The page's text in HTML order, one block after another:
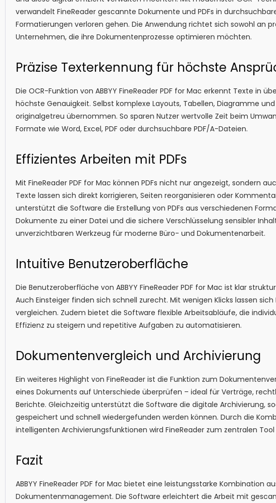
verwandelt FineReader gescannte Dokumente und PDFs in
Formatierungen verloren gehen. Die Anwendung richtet sich sowohl an
Unternehmen, die ihre Dokumentenprozesse optimieren möchten.
Präzise Texterkennung für höchste
Die OCR-Funktion von ABBYY FineReader PDF for Mac erkennt Texte in
höchste Genauigkeit. Selbst komplexe Layouts, Tabellen, Diagramme
originalgetreu übernommen. So sparen Nutzer wertvolle Zeit beim
Formate wie Word, Excel, PDF oder durchsuchbare PDF/A-Dateien.
Effizientes Arbeiten mit PDFs
Mit FineReader PDF for Mac können PDFs nicht nur angezeigt, sondern
Texte lassen sich direkt korrigieren, Seiten reorganisieren oder
unterstützt die Software die Erstellung von PDFs aus verschiedenen
Dokumente zu einer Datei und die sichere Verschlüsselung sensibler
unverzichtbaren Werkzeug für moderne Büro- und Dokumentenarbeit.
Intuitive Benutzeroberfläche
Die Benutzeroberfläche von ABBYY FineReader PDF for Mac ist klar
Auch Einsteiger finden sich schnell zurecht. Mit wenigen Klicks lassen
vergleichen. Zudem bietet die Software flexible Arbeitsabläufe, die
Effizienz zu steigern und repetitive Aufgaben zu automatisieren.
Dokumentenvergleich und Archivierung
Ein weiteres Highlight von FineReader ist die Funktion zum
eines Dokuments auf Unterschiede überprüfen – ideal für Verträge,
Berichte. Gleichzeitig unterstützt die Software die digitale Archivierung,
gespeichert und schnell wiedergefunden werden können. Durch die
intelligenten Archivierungsfunktionen wird FineReader zum zentralen
Fazit
ABBYY FineReader PDF for Mac bietet eine leistungsstarke Kombination
Dokumentenmanagement. Die Software erleichtert die Arbeit mit